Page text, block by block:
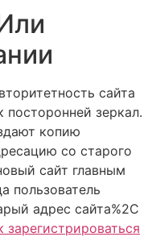
сайта
посторонней зеркал.
копию
со старого
сайт главным
пользователь
адрес сайта%2C
зарегистрироваться